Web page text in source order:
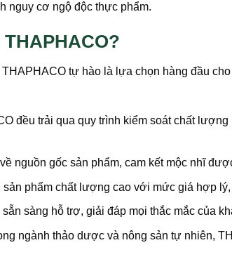
nguy cơ ngộ độc thực phẩm.
THAPHACO tự hào là lựa chọn hàng đầu
đều trải qua quy trình kiểm soát chất
nguồn gốc sản phẩm, cam kết mộc nhĩ
sản phẩm chất lượng cao với mức giá hợp
sàng hỗ trợ, giải đáp mọi thắc mắc của
ngành thảo dược và nông sản tự nhiên,